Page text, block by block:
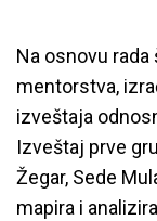
Na osnovu
mentorstva,
izveštaja
Izveštaj prve
Žegar, Sede
mapira i